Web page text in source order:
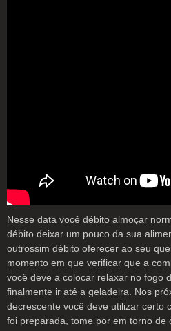
Nesse data você débito almoçar
débito deixar um pouco da sua
outrossim débito oferecer ao seu
momento em que verificar que a
você deve a colocar relaxar no fogo
finalmente ir até a geladeira. Nos
decrescente você deve utilizar certo
foi preparada, tome por em torno de